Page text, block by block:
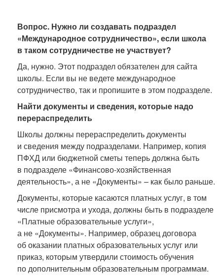
Вопрос. Нужно ли создавать подраздел
«Международное сотрудничество», если школа
в таком сотрудничестве не участвует?
Да, нужно. Этот подраздел обязателен для сайта
школы. Если вы не ведете международное
сотрудничество, так и пропишите в этом подразделе.
Найти документы и сведения, которые надо
перераспределить
Школы должны перераспределить документы
и сведения между подразделами. Например, копия
ПФХД или бюджетной сметы теперь должна быть
в подразделе «Финансово-хозяйственная
деятельность», а не «Документы» – как было раньше.
Документы, которые касаются платных услуг, в том
числе присмотра и ухода, должны быть в подразделе
«Платные образовательные услуги»,
а не «Документы». Например, образец договора
об оказании платных образовательных услуг или
приказ, которым утвердили стоимость обучения
по дополнительным образовательным программам.